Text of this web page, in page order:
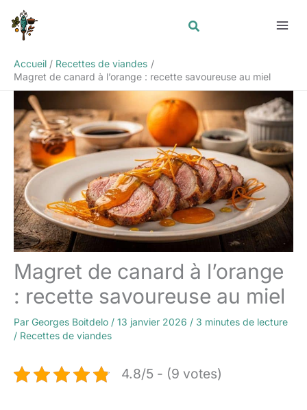
contenu
Accueil
Recettes de viandes
Magret de canard à l’orange : recette savoureuse au miel
Magret de canard à l’orange
: recette savoureuse au miel
Par Georges Boitdelo / 13 janvier 2026 / 3 minutes de lecture
/ Recettes de viandes
4.8/5 - (9 votes)
Rechercher